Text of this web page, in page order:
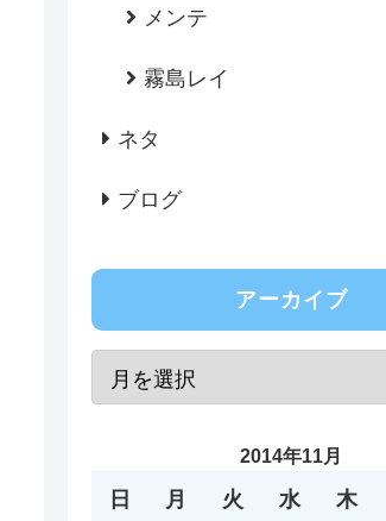
メンテ
霧島レイ
ネタ
ブログ
アーカイブ
2014年11月
日 月 火 水 木